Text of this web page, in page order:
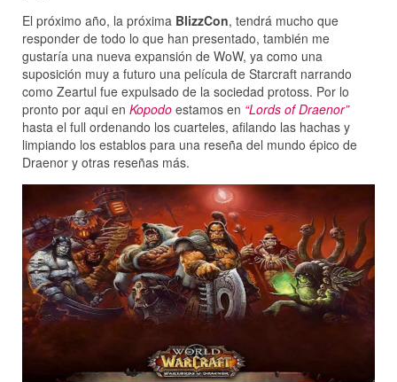
El próximo año, la próxima BlizzCon, tendrá mucho que
responder de todo lo que han presentado, también me
gustaría una nueva expansión de WoW, ya como una
suposición muy a futuro una película de Starcraft narrando
como Zeartul fue expulsado de la sociedad protoss. Por lo
pronto por aqui en Kopodo estamos en “Lords of Draenor”
hasta el full ordenando los cuarteles, afilando las hachas y
limpiando los establos para una reseña del mundo épico de
Draenor y otras reseñas más.